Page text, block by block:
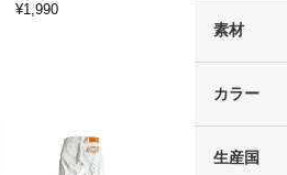
素材
カラー
生産国
¥1,990